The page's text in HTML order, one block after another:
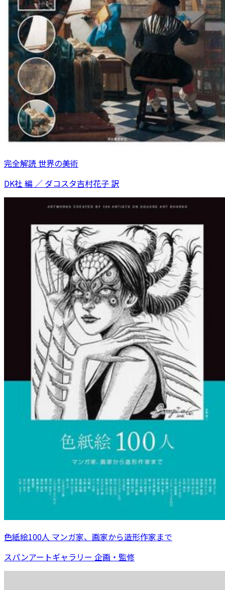
完全解読 世界の美術
DK社 編 ／ ダコスタ吉村花子 訳
色紙絵100人 マンガ家、画家から造形作家まで
スパンアートギャラリー 企画・監修